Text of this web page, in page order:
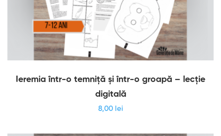
Ieremia într-o temniță și într-o groapă – lecție
digitală
8,00 lei